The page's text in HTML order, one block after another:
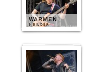
WARMEN
9 BILDER